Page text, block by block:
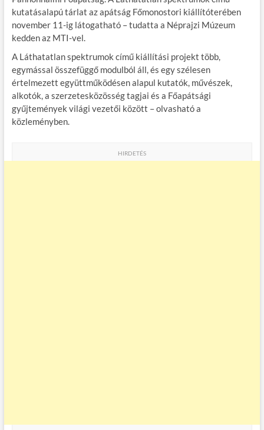
b
o
o
k
er
bl
r
es
t
m
e
g
kutatásalapú tárlat az apátság Főmonostori kiállítóterében
november 11-ig látogatható – tudatta a Néprajzi Múzeum
kedden az MTI-vel.
A Láthatatlan spektrumok című kiállítási projekt több,
egymással összefüggő modulból áll, és egy szélesen
értelmezett együttműködésen alapul kutatók, művészek,
alkotók, a szerzetesközösség tagjai és a Főapátsági
gyűjtemények világi vezetői között – olvasható a
közleményben.
HIRDETÉS